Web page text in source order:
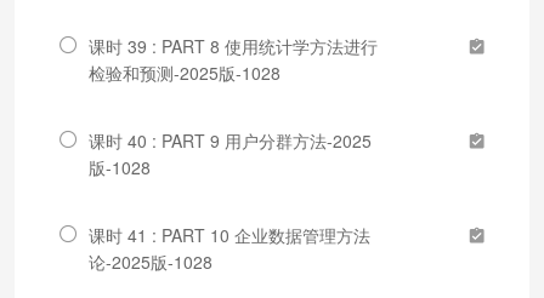
课时 39 : PART 8 使用统计学方法进行
检验和预测-2025版-1028
课时 40 : PART 9 用户分群方法-2025
版-1028
课时 41 : PART 10 企业数据管理方法
论-2025版-1028